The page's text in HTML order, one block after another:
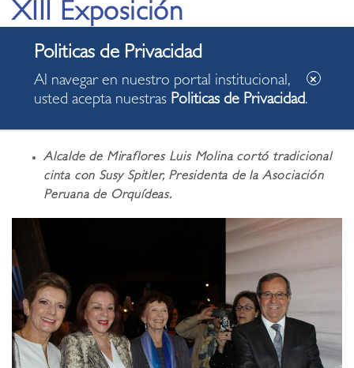
XIII Exposición
Internacional de
Orquídeas 2019
Alcalde de Miraflores Luis Molina cortó tradicional
cinta con Susy Spitler, Presidenta de la Asociación
Peruana de Orquídeas.
Al navegar en nuestro portal institucional,
usted acepta nuestras Politicas de Privacidad.